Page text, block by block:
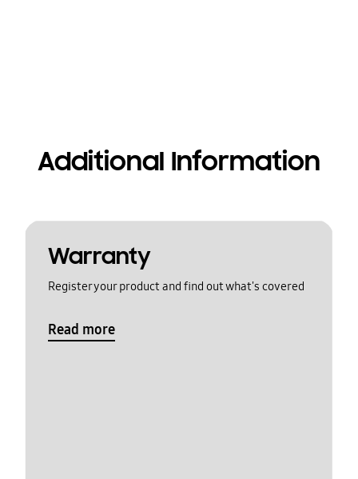
Additional Information
Warranty
Register your product and find out what's covered
Read more